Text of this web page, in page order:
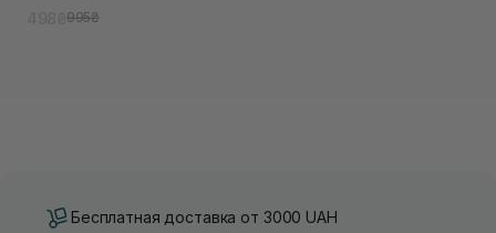
995₴
Бесплатная доставка от 3000 UAH